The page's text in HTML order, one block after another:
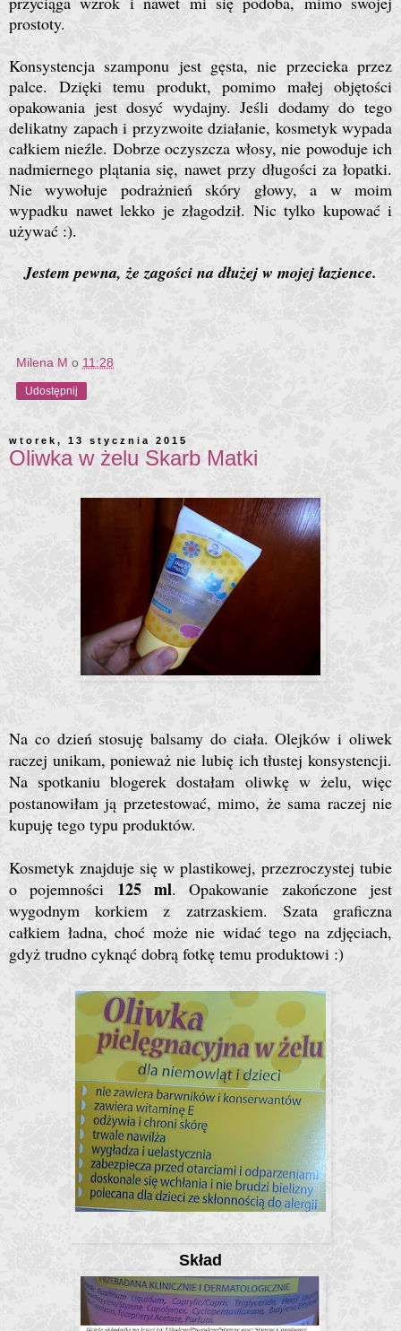
prostoty.
Konsystencja szamponu jest gęsta, nie przecieka przez
palce. Dzięki temu produkt, pomimo małej objętości
opakowania jest dosyć wydajny. Jeśli dodamy do tego
delikatny zapach i przyzwoite działanie, kosmetyk wypada
całkiem nieźle. Dobrze oczyszcza włosy, nie powoduje ich
nadmiernego plątania się, nawet przy długości za łopatki.
Nie wywołuje podrażnień skóry głowy, a w moim
wypadku nawet lekko je złagodził. Nic tylko kupować i
używać :).
Jestem pewna, że zagości na dłużej w mojej łazience.
Milena M o 11:28
Udostępnij
wtorek, 13 stycznia 2015
Oliwka w żelu Skarb Matki
Na co dzień stosuję balsamy do ciała. Olejków i oliwek
raczej unikam, ponieważ nie lubię ich tłustej konsystencji.
Na spotkaniu blogerek dostałam oliwkę w żelu, więc
postanowiłam ją przetestować, mimo, że sama raczej nie
kupuję tego typu produktów.
Kosmetyk znajduje się w plastikowej, przezroczystej tubie
o pojemności 125 ml. Opakowanie zakończone jest
wygodnym korkiem z zatrzaskiem. Szata graficzna
całkiem ładna, choć może nie widać tego na zdjęciach,
gdyż trudno cyknąć dobrą fotkę temu produktowi :)
Skład